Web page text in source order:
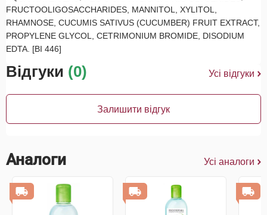
FRUCTOOLIGOSACCHARIDES, MANNITOL, XYLITOL,
RHAMNOSE, CUCUMIS SATIVUS (CUCUMBER) FRUIT EXTRACT,
PROPYLENE GLYCOL, CETRIMONIUM BROMIDE, DISODIUM
EDTA. [BI 446]
Відгуки (0) Усі відгуки
Залишити відгук
Аналоги Усі аналоги